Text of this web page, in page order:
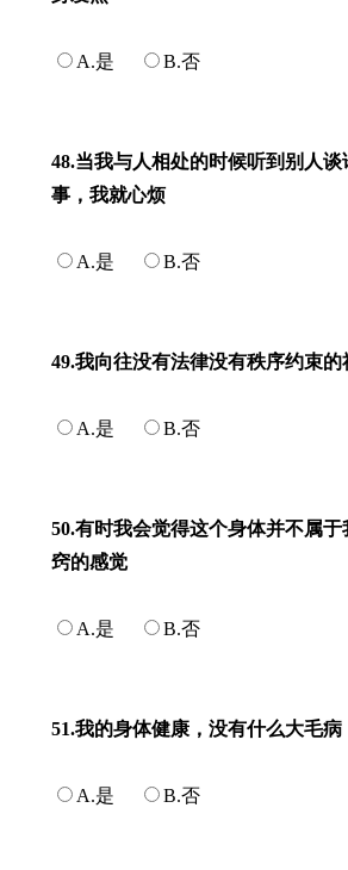
A.是 B.否
48.当我与人相处的时候听到别人
事，我就心烦
A.是 B.否
49.我向往没有法律没有秩序约束的
A.是 B.否
50.有时我会觉得这个身体并不属
窍的感觉
A.是 B.否
51.我的身体健康，没有什么大毛病
A.是 B.否